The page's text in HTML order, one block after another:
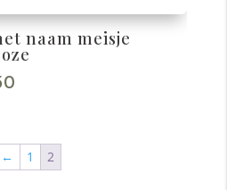
naam meisje
€51.50
← 1 2